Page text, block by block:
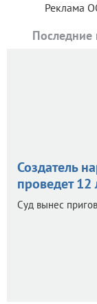
Реклама
Последние
Создатель
проведет 12
Суд вынес